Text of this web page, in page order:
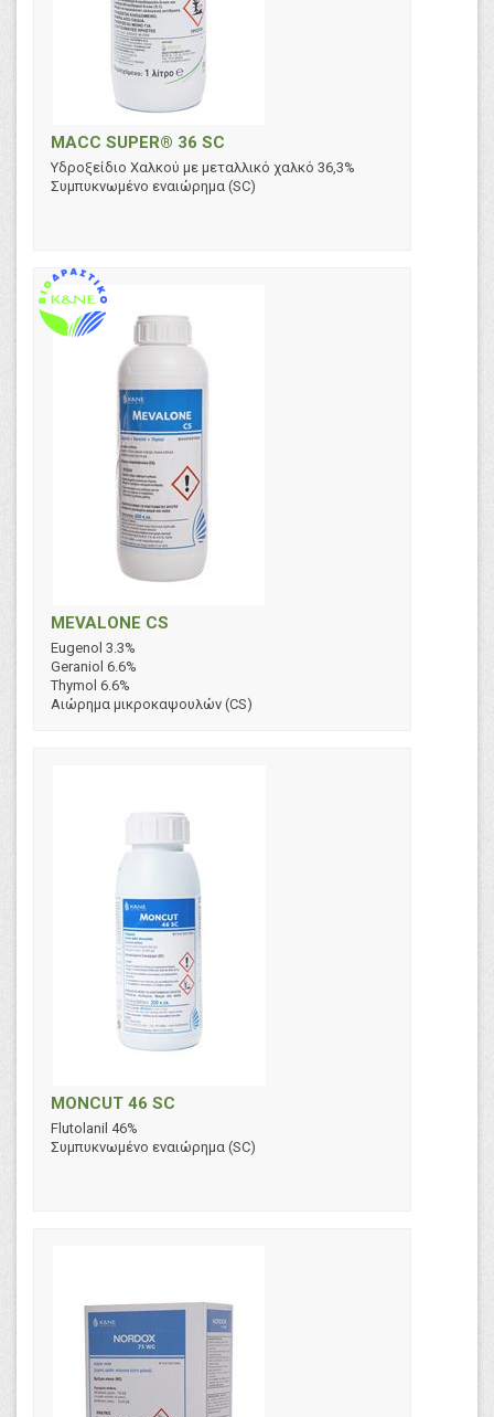
MACC SUPER® 36 SC
Υδροξείδιο Χαλκού με μεταλλικό χαλκό 36,3%
Συμπυκνωμένο εναιώρημα (SC)
MEVALONE CS
Eugenol 3.3%
Geraniol 6.6%
Thymol 6.6%
Αιώρημα μικροκαψουλών (CS)
MONCUT 46 SC
Flutolanil 46%
Συμπυκνωμένο εναιώρημα (SC)